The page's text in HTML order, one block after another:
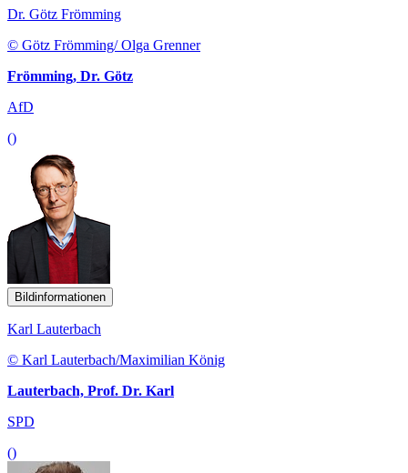
Dr. Götz Frömming
© Götz Frömming/ Olga Grenner
Frömming, Dr. Götz
AfD
()
Bildinformationen
Karl Lauterbach
© Karl Lauterbach/Maximilian König
Lauterbach, Prof. Dr. Karl
SPD
()